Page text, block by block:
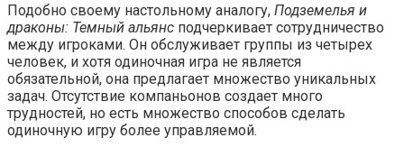
Подобно своему настольному аналогу, Подземелья и
драконы: Темный альянс подчеркивает сотрудничество
между игроками. Он обслуживает группы из четырех
человек, и хотя одиночная игра не является
обязательной, она предлагает множество уникальных
задач. Отсутствие компаньонов создает много
трудностей, но есть множество способов сделать
одиночную игру более управляемой.